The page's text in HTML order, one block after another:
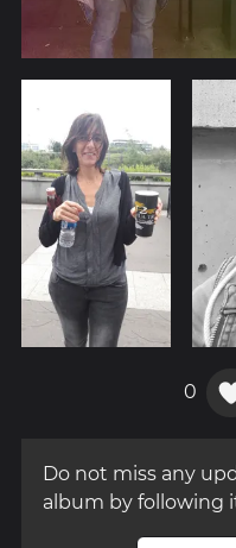
0
Do not miss any
album by following